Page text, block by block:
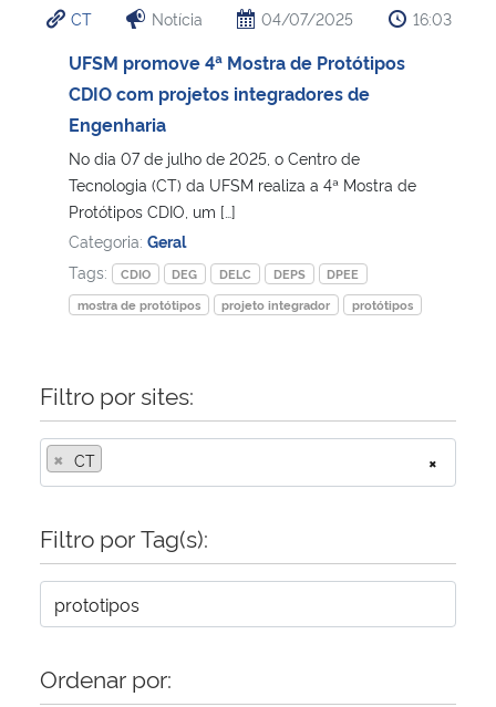
Ministério da Cidadania
Ministério da Saúde
Ministério de Minas e Energia
Ministério da Ciência, Tecnologia, Inovações e Comunicações
Ministério do Meio Ambiente
Ministério do Turismo
Ministério da Mulher, da Família e dos Direitos Humanos
Secretaria-Geral
Secretaria de Governo
CT Notícia 04/07/2025 16:03
UFSM promove 4ª Mostra de Protótipos
CDIO com projetos integradores de
Engenharia
No dia 07 de julho de 2025, o Centro de
Tecnologia (CT) da UFSM realiza a 4ª Mostra de
Protótipos CDIO, um […]
Categoria: Geral
Tags:
CDIO DEG DELC DEPS
DPEE
mostra de protótipos
projeto integrador protótipos
Filtro por sites:
×
× CT
Filtro por Tag(s):
Ordenar por: